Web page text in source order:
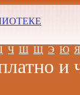
Ч Ш Щ Э Ю Я
и